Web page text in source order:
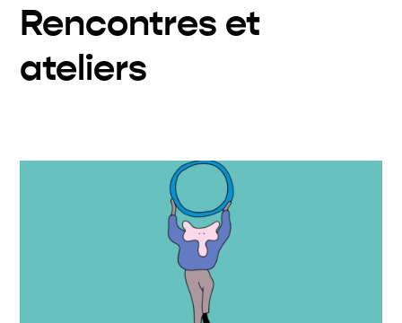
Rencontres et
ateliers